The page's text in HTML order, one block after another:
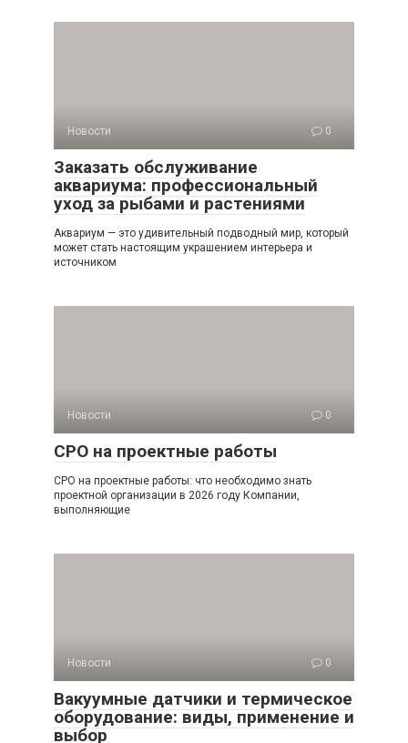
Новости 0
Заказать обслуживание
аквариума: профессиональный
уход за рыбами и растениями
Аквариум — это удивительный подводный мир, который
может стать настоящим украшением интерьера и
источником
Новости 0
СРО на проектные работы
СРО на проектные работы: что необходимо знать
проектной организации в 2026 году Компании,
выполняющие
Новости 0
Вакуумные датчики и термическое
оборудование: виды, применение и
выбор